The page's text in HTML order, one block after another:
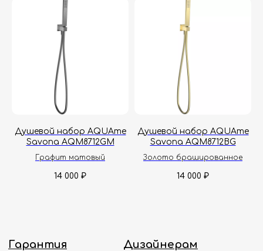
Душевой набор AQUAme
Savona AQM8712GM
Графит матовый
14 000 ₽
Душевой набор AQUAme
Savona AQM8712BG
Золото брашированное
14 000 ₽
Принимаем звонки и обрабатываем
заказы с понедельника по пятницу
с 8:00 до 18:00 по Москве.
Онлайн-магазин работает 24/7.